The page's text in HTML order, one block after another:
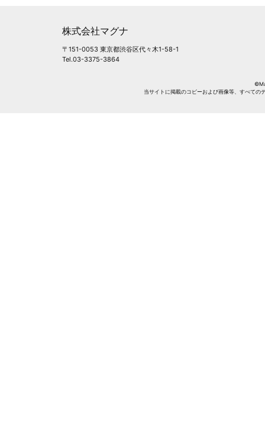
株式会社マグナ
〒151-0053 東京都渋谷区代々木1-58-1
Tel.03-3375-3864
当サイトに掲載のコピーおよび画像等、すべての